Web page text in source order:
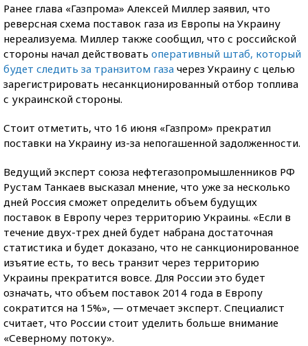
Ранее глава «Газпрома» Алексей Миллер заявил, что
реверсная схема поставок газа из Европы на Украину
нереализуема. Миллер также сообщил, что с российской
стороны начал действовать оперативный штаб, который
будет следить за транзитом газа через Украину с целью
зарегистрировать несанкционированный отбор топлива
с украинской стороны.
Стоит отметить, что 16 июня «Газпром» прекратил
поставки на Украину из-за непогашенной задолженности.
Ведущий эксперт союза нефтегазопромышленников РФ
Рустам Танкаев высказал мнение, что уже за несколько
дней Россия сможет определить объем будущих
поставок в Европу через территорию Украины. «Если в
течение двух-трех дней будет набрана достаточная
статистика и будет доказано, что не санкционированное
изъятие есть, то весь транзит через территорию
Украины прекратится вовсе. Для России это будет
означать, что объем поставок 2014 года в Европу
сократится на 15%», — отмечает эксперт. Специалист
считает, что России стоит уделить больше внимание
«Северному потоку».